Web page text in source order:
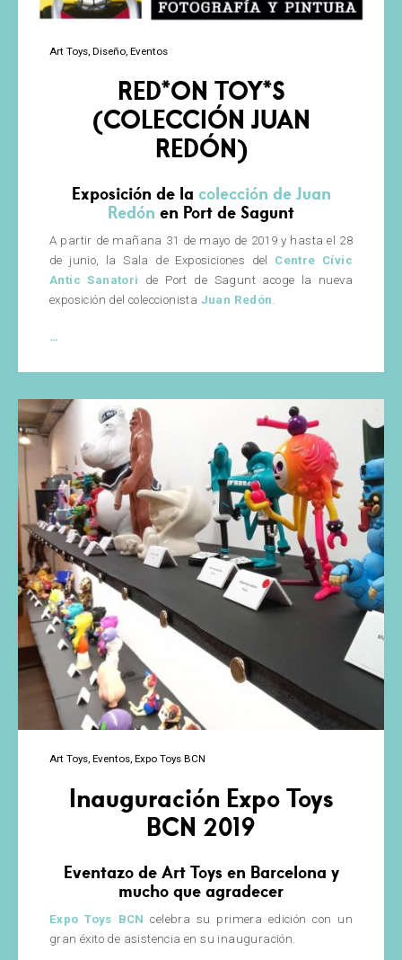
Art Toys Diseño Eventos
RED*ON TOY*S
(COLECCIÓN JUAN
REDÓN)
Exposición de la colección de Juan
Redón en Port de Sagunt
A partir de mañana 31 de mayo de 2019 y hasta el 28
de junio, la Sala de Exposiciones del Centre Cívic
Antic Sanatori
de Port de Sagunt acoge la nueva
exposición del coleccionista Juan Redón
…
(COLECCIÓN
JUAN
REDÓN)
Art Toys Eventos Expo Toys BCN
Inauguración Expo Toys
BCN 2019
Eventazo de Art Toys en Barcelona y
mucho que agradecer
Expo Toys BCN celebra su primera edición con un
gran éxito de asistencia en su inauguración.